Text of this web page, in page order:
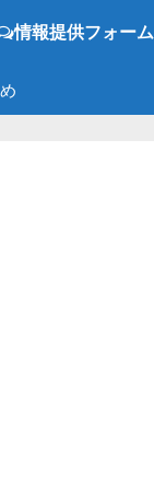
情報提供フォーム